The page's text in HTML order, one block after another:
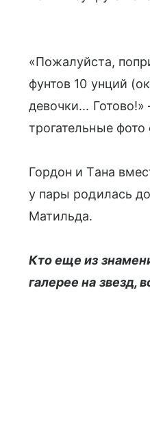
«Пожалуйста,
фунтов 10 унций
девочки...
трогательные
Гордон и Тана
у пары родилась
Матильда.
Кто еще из
галерее на звезд,